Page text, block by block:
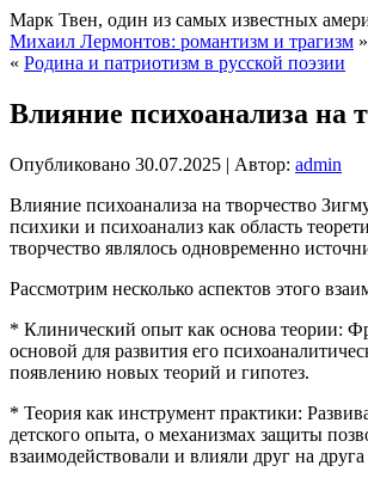
Марк Твен, один из самых известных
Михаил Лермонтов: романтизм и трагизм »
« Родина и патриотизм в русской поэзии
Влияние психоанализа на
Опубликовано 30.07.2025 | Автор: admin
Влияние психоанализа на творчество
психики и психоанализ как область
творчество являлось одновременно
Рассмотрим несколько аспектов этого
* Клинический опыт как основа теории:
основой для развития его
появлению новых теорий и гипотез.
* Теория как инструмент практики:
детского опыта, о механизмах защиты
взаимодействовали и влияли друг на